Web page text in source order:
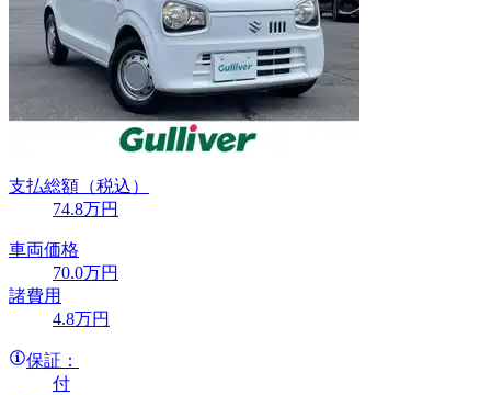
支払総額 （税込）
74.8万円
車両価格
70.0万円
諸費用
4.8万円
保証：
付